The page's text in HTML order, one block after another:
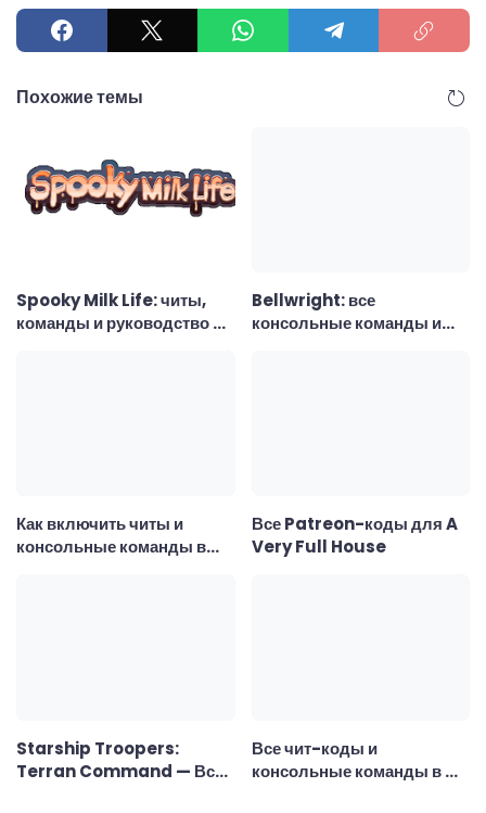
Похожие темы
Spooky Milk Life: читы,
команды и руководство по
Bellwright: все
консольные команды и
Как включить читы и
консольные команды в
Все Patreon-коды для A
Very Full House
Starship Troopers:
Terran Command — Все
Все чит-коды и
консольные команды в My